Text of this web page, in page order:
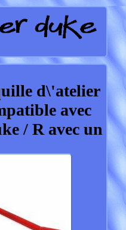
d\'atelier
avec
/ R avec un